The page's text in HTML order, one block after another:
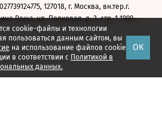
cookie-файлы и технологии
пользоваться данным сайтом, вы
на использование файлов cookie
в соответствии с Политикой в
данных.
ОК
127018, г. Москва, вн.тер.г.
Роща, ул. Полковая, д. 3, стр. 1 1999—